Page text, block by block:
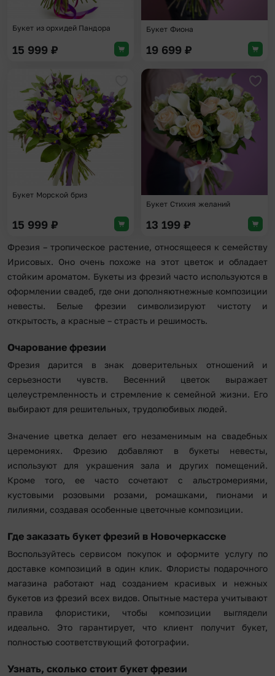
Букет из орхидей Пандора
15 999 ₽
Букет Фиона
19 699 ₽
Добавить в избранное
Букет Морской бриз
15 999 ₽
Букет Стихия желаний
13 199 ₽
Фрезия – тропическое растение, относящееся к семейству
Ирисовых. Оно очень похоже на этот цветок и обладает
стойким ароматом. Букеты из фрезий часто используются в
оформлении свадеб, где они дополняютнежные композиции
невесты. Белые фрезии символизируют чистоту и
открытость, а красные – страсть и решимость.
Очарование фрезии
Фрезия дарится в знак доверительных отношений и
серьезности чувств. Весенний цветок выражает
целеустремленность и стремление к семейной жизни. Его
выбирают для решительных, трудолюбивых людей.
Значение цветка делает его незаменимым на свадебных
церемониях. Фрезию добавляют в букеты невесты,
используют для украшения зала и других помещений.
Кроме того, ее часто сочетают с альстромериями,
кустовыми розовыми розами, ромашками, пионами и
лилиями, создавая особенные цветочные композиции.
Где заказать букет фрезий в Новочеркасске
Воспользуйтесь сервисом покупок и оформите услугу по
доставке композиций в один клик. Флористы подарочного
магазина работают над созданием красивых и нежных
букетов из фрезий всех видов. Опытные мастера учитывают
правила флористики, чтобы композиции выглядели
идеально. Это гарантирует, что клиент получит букет,
полностью соответствующий фотографии.
Узнать, сколько стоит букет фрезии